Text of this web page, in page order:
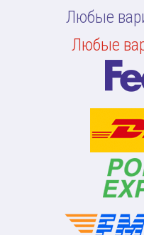
Любые
Любые